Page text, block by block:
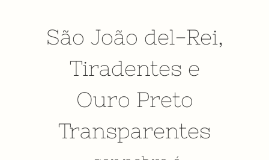
São João del-Rei,
Tiradentes e
Ouro Preto
Transparentes